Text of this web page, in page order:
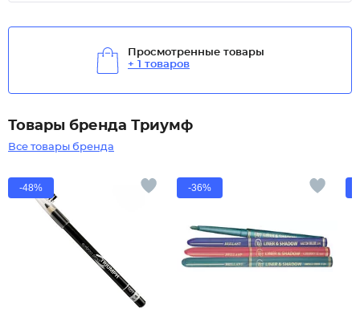
Просмотренные товары
+ 1 товаров
Товары бренда Триумф
Все товары бренда
-48% -36%